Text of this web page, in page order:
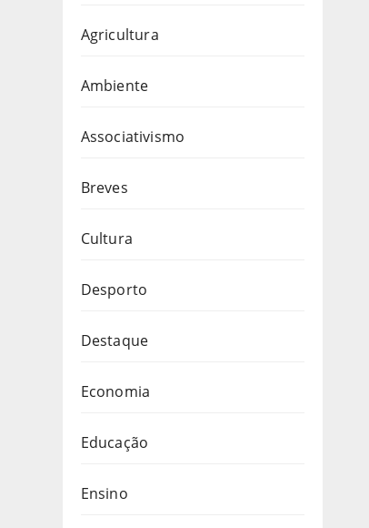
Agricultura
Ambiente
Associativismo
Breves
Cultura
Desporto
Destaque
Economia
Educação
Ensino